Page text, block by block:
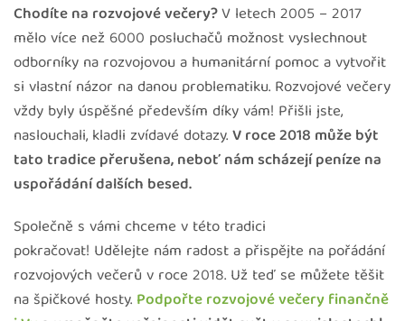
Chodíte na rozvojové večery?V letech 2005 – 2017
mělo více než 6000 posluchačů možnost vyslechnout
odborníky na rozvojovou a humanitární pomoc a vytvořit
si vlastní názor na danou problematiku. Rozvojové večery
vždy byly úspěšné především díky vám! Přišli jste,
naslouchali, kladli zvídavé dotazy.V roce 2018 může být
tato tradice přerušena, neboť nám scházejí peníze na
uspořádání dalších besed.
Společně s vámi chceme v této tradici
pokračovat! Udělejte nám radost a přispějte na pořádání
rozvojových večerů v roce 2018. Už teď se můžete těšit
na špičkové hosty. Podpořte rozvojové večery finančně